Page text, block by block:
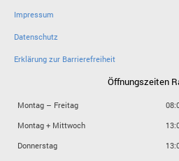
Impressum
Datenschutz
Erklärung zur Barrierefreiheit
Öffnungszeiten
Montag – Freitag
Montag + Mittwoch
Donnerstag